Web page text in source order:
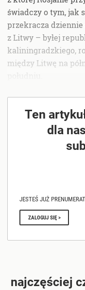
świadczy o tym, jak
przekracza dziennie
z Litwy – byłej
kaliningradzkiego,
między Litwę na
Ten
dla
JESTEŚ JUŻ
ZALOGUJ SIĘ >
najczęściej